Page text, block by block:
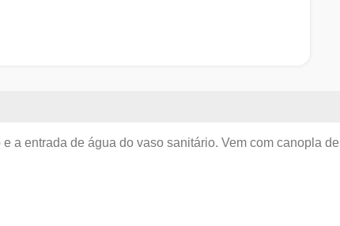
a entrada de água do vaso sanitário. Vem com canopla